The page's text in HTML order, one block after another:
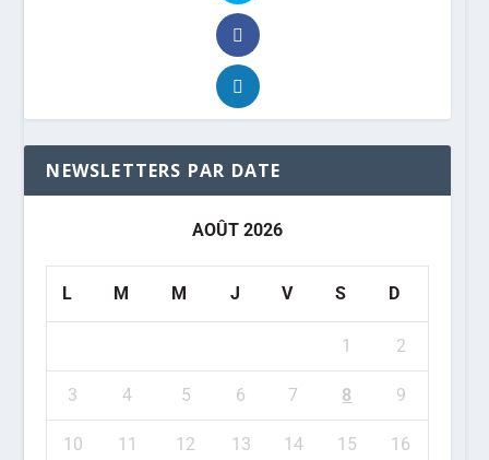
NEWSLETTERS PAR DATE
AOÛT 2026
L M M J V S D
1 2
3 4 5 6 7 8 9
10 11 12 13 14 15 16